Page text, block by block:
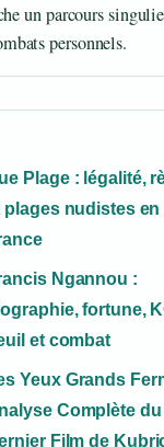
un parcours
personnels.
Plage : légalité,
plages nudistes en
Ngannou :
fortune,
et combat
Yeux Grands
Complète du
Film de